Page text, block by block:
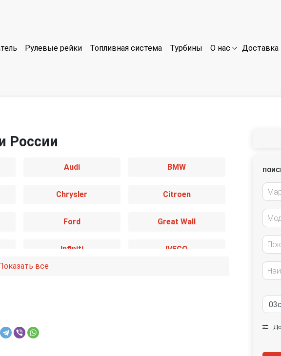
Рулевые рейки Топливная система Турбины О нас Доставка
России
Audi BMW
Chrysler Citroen
Ford Great Wall
Infiniti IVECO
Показать все